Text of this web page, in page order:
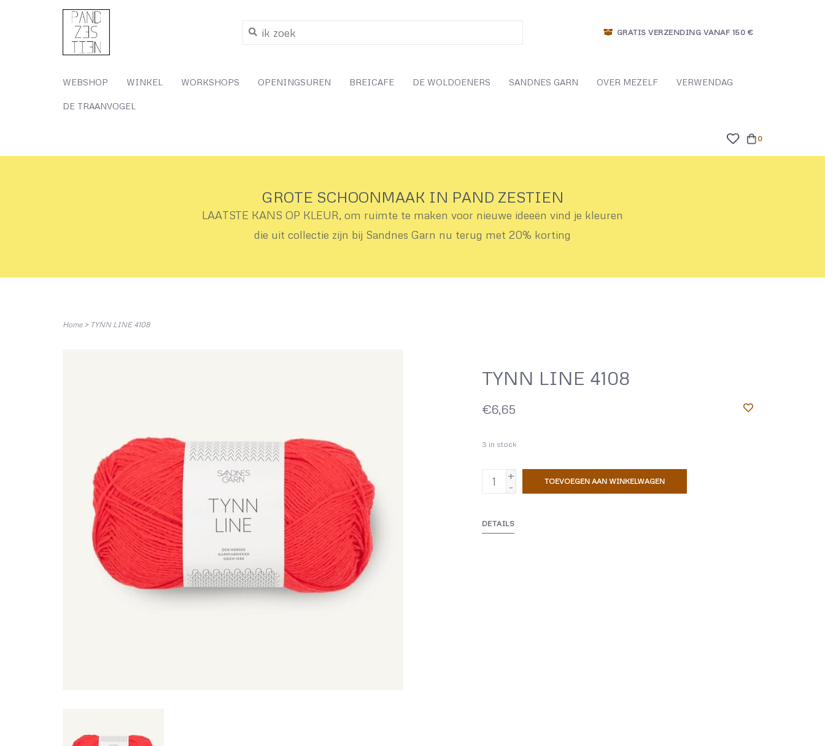
GRATIS VERZENDING VANAF 150 €
WEBSHOP WINKEL WORKSHOPS OPENINGSUREN BREICAFE DE WOLDOENERS SANDNES GARN OVER MEZELF VERWENDAG
DE TRAANVOGEL
0
GROTE SCHOONMAAK IN PAND ZESTIEN
LAATSTE KANS OP KLEUR, om ruimte te maken voor nieuwe ideeën vind je kleuren
die uit collectie zijn bij Sandnes Garn nu terug met 20% korting
Home> TYNN LINE 4108
TYNN LINE 4108
€6,65
3 in stock
+
-
TOEVOEGEN AAN WINKELWAGEN
DETAILS